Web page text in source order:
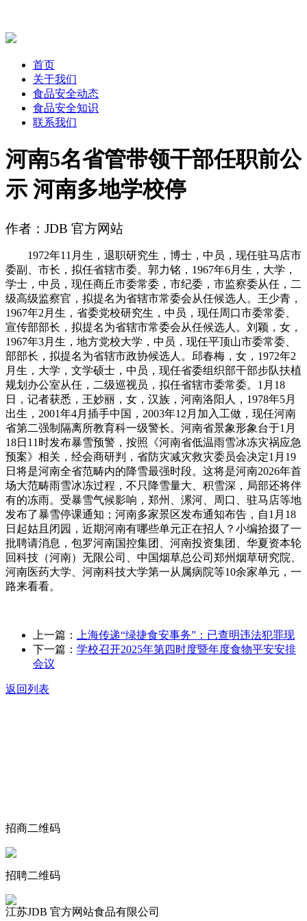
首页
关于我们
食品安全动态
食品安全知识
联系我们
河南5名省管带领干部任职前公
示 河南多地学校停
作者：JDB 官方网站
1972年11月生，退职研究生，博士，中员，现任驻马店市
委副、市长，拟任省辖市委。郭力铭，1967年6月生，大学，
学士，中员，现任商丘市委常委，市纪委，市监察委从任，二
级高级监察官，拟提名为省辖市常委会从任候选人。王少青，
1967年2月生，省委党校研究生，中员，现任周口市委常委、
宣传部部长，拟提名为省辖市常委会从任候选人。刘颖，女，
1967年3月生，地方党校大学，中员，现任平顶山市委常委、
部部长，拟提名为省辖市政协候选人。邱春梅，女，1972年2
月生，大学，文学硕士，中员，现任省委组织部干部步队扶植
规划办公室从任，二级巡视员，拟任省辖市委常委。1月18
日，记者获悉，王妙丽，女，汉族，河南洛阳人，1978年5月
出生，2001年4月插手中国，2003年12月加入工做，现任河南
省第二强制隔离所教育科一级警长。河南省景象形象台于1月
18日11时发布暴雪预警，按照《河南省低温雨雪冰冻灾祸应急
预案》相关，经会商研判，省防灾减灾救灾委员会决定1月19
日将是河南全省范畴内的降雪最强时段。这将是河南2026年首
场大范畴雨雪冰冻过程，不只降雪量大、积雪深，局部还将伴
有的冻雨。受暴雪气候影响，郑州、漯河、周口、驻马店等地
发布了暴雪停课通知；河南多家景区发布通知布告，自1月18
日起姑且闭园，近期河南有哪些单元正在招人？小编拾掇了一
批聘请消息，包罗河南国控集团、河南投资集团、华夏资本轮
回科技（河南）无限公司、中国烟草总公司郑州烟草研究院、
河南医药大学、河南科技大学第一从属病院等10余家单元，一
路来看看。
上一篇：
上海传递“绿捷食安事务”：已查明违法犯罪现
下一篇： 学校召开2025年第四时度暨年度食物平安安排
会议
返回列表
招商二维码
招聘二维码
江苏JDB 官方网站食品有限公司